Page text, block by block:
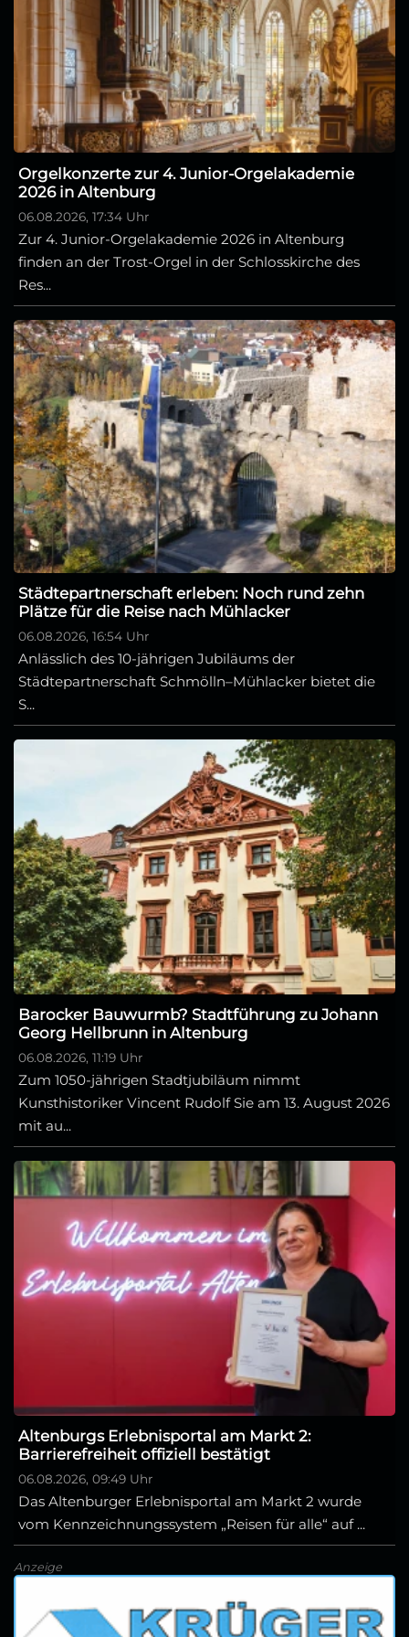
Orgelkonzerte zur 4. Junior-Orgelakademie
2026 in Altenburg
06.08.2026, 17:34 Uhr
Zur 4. Junior-Orgelakademie 2026 in Altenburg
finden an der Trost-Orgel in der Schlosskirche des
Res...
Städtepartnerschaft erleben: Noch rund zehn
Plätze für die Reise nach Mühlacker
06.08.2026, 16:54 Uhr
Anlässlich des 10-jährigen Jubiläums der
Städtepartnerschaft Schmölln–Mühlacker bietet die
S...
Barocker Bauwurmb? Stadtführung zu Johann
Georg Hellbrunn in Altenburg
06.08.2026, 11:19 Uhr
Zum 1050-jährigen Stadtjubiläum nimmt
Kunsthistoriker Vincent Rudolf Sie am 13. August 2026
mit au...
Altenburgs Erlebnisportal am Markt 2:
Barrierefreiheit offiziell bestätigt
06.08.2026, 09:49 Uhr
Das Altenburger Erlebnisportal am Markt 2 wurde
vom Kennzeichnungssystem „Reisen für alle“ auf ...
Anzeige